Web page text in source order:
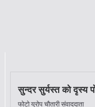
सुन्दर सुर्यस्त को दृस्य
फोटो युरोप चौतारी संवाददाता